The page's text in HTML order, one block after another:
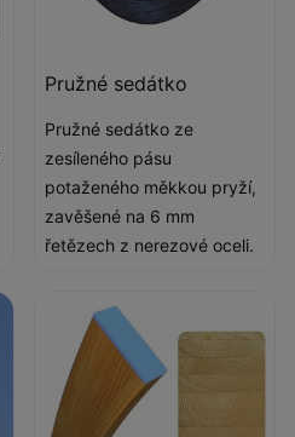
Pružné sedátko
Pružné sedátko ze
zesíleného pásu
potaženého měkkou pryží,
zavěšené na 6 mm
řetězech z nerezové oceli.